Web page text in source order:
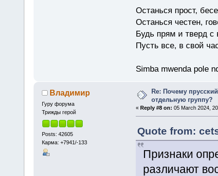
Останься прост,
Останься честен,
Будь прям и тверд с
Пусть все, в свой
Simba mwenda pole
Владимир
Гуру форума
Трижды герой
Posts: 42605
Карма: +7941/-133
Re: Почему
отдельную группу?
« Reply #8 on: 05 March 2024,
Quote from:
Признаки
различают